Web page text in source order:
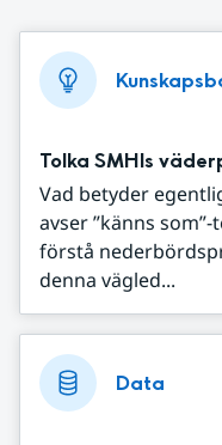
Tolka SMHIs
Vad betyder
avser ”känns
förstå
denna vägled...
Data